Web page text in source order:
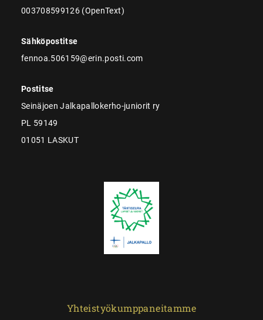
003708599126 (OpenText)
Sähköpostitse
fennoa.506159@erin.posti.com
Postitse
Seinäjoen Jalkapallokerho-juniorit ry
PL 59149
01051 LASKUT
Yhteistyökumppaneitamme